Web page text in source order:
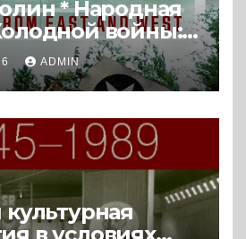
* Народная
войны:
и Запада
книги
ADMIN
культурная